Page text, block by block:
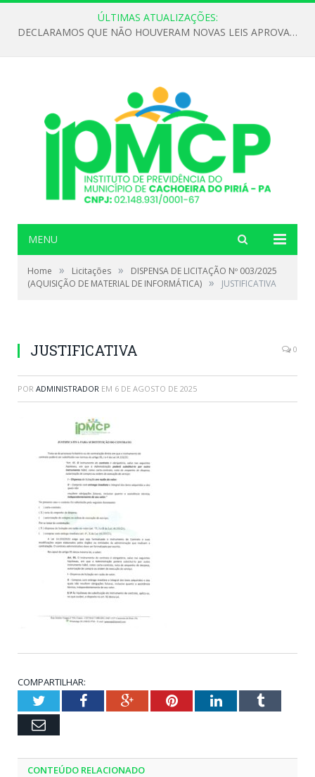
ÚLTIMAS ATUALIZAÇÕES:
DECLARAMOS QUE NÃO HOUVERAM NOVAS LEIS APROVADAS ATÉ O MOMENTO PARA O INSTITUTO DE PREVIDÊNCIA NO ANO DE 2026
MENU
Home » Licitações »
DISPENSA DE LICITAÇÃO Nº 003/2025
(AQUISIÇÃO DE MATERIAL DE INFORMÁTICA) » JUSTIFICATIVA
JUSTIFICATIVA 0
POR ADMINISTRADOR EM 6 DE AGOSTO DE 2025
COMPARTILHAR:
TwitterFacebookGoogle+PinterestLinkedInTumblr
Email
CONTEÚDO RELACIONADO